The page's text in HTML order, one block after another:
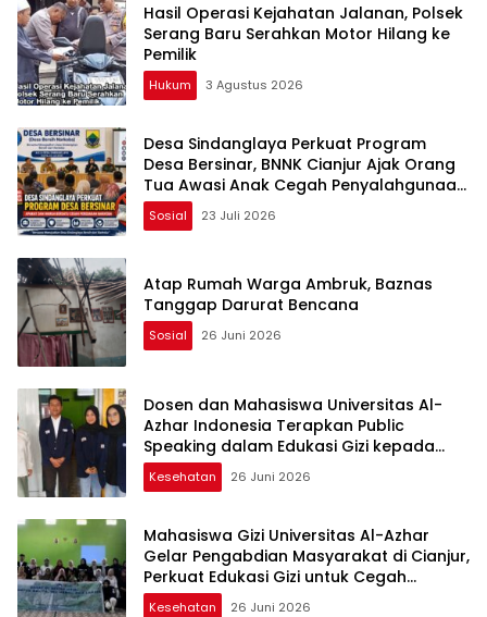
Hasil Operasi Kejahatan Jalanan, Polsek
Serang Baru Serahkan Motor Hilang ke
Pemilik
Hukum 3 Agustus 2026
Desa Sindanglaya Perkuat Program
Desa Bersinar, BNNK Cianjur Ajak Orang
Tua Awasi Anak Cegah Penyalahgunaan
Narkoba
Sosial 23 Juli 2026
Atap Rumah Warga Ambruk, Baznas
Tanggap Darurat Bencana
Sosial 26 Juni 2026
Dosen dan Mahasiswa Universitas Al-
Azhar Indonesia Terapkan Public
Speaking dalam Edukasi Gizi kepada
Masyarakat Cianjur
Kesehatan 26 Juni 2026
Mahasiswa Gizi Universitas Al-Azhar
Gelar Pengabdian Masyarakat di Cianjur,
Perkuat Edukasi Gizi untuk Cegah
Stunting
Kesehatan 26 Juni 2026